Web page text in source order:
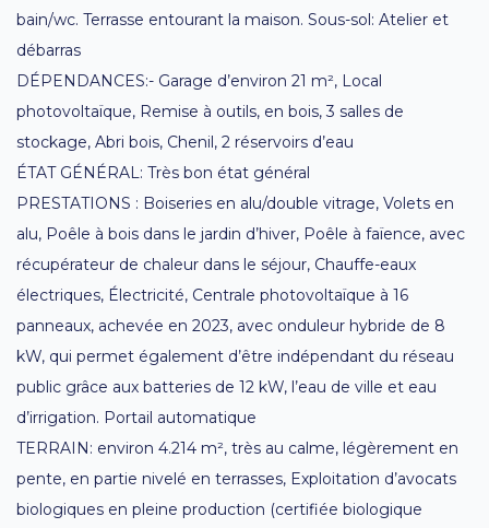
bain/wc. Terrasse entourant la maison. Sous-sol: Atelier et
débarras
DÉPENDANCES:- Garage d’environ 21 m², Local
photovoltaïque, Remise à outils, en bois, 3 salles de
stockage, Abri bois, Chenil, 2 réservoirs d’eau
ÉTAT GÉNÉRAL: Très bon état général
PRESTATIONS : Boiseries en alu/double vitrage, Volets en
alu, Poêle à bois dans le jardin d’hiver, Poêle à faïence, avec
récupérateur de chaleur dans le séjour, Chauffe-eaux
électriques, Électricité, Centrale photovoltaïque à 16
panneaux, achevée en 2023, avec onduleur hybride de 8
kW, qui permet également d’être indépendant du réseau
public grâce aux batteries de 12 kW, l’eau de ville et eau
d’irrigation. Portail automatique
TERRAIN: environ 4.214 m², très au calme, légèrement en
pente, en partie nivelé en terrasses, Exploitation d’avocats
biologiques en pleine production (certifiée biologique